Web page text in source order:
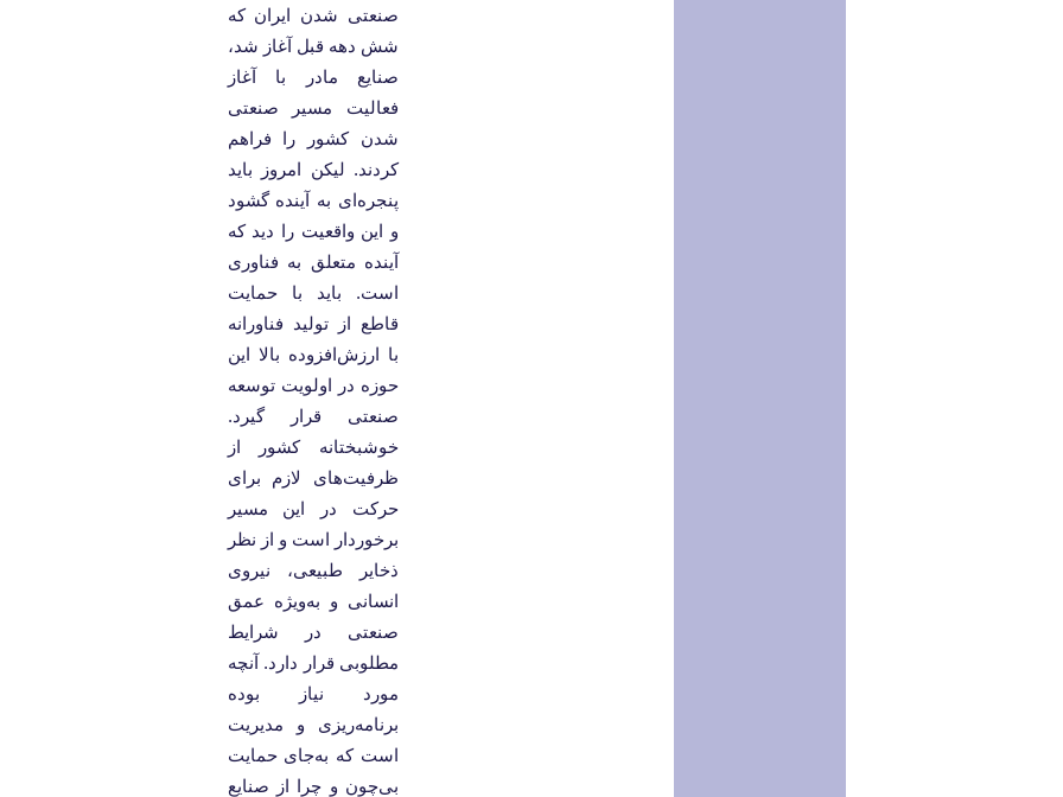
صنعتی شدن ایران که
شش دهه قبل آغاز شد،
صنایع مادر با آغاز
فعالیت مسیر صنعتی
شدن کشور را فراهم
کردند. لیکن امروز باید
پنجره‌ای به آینده گشود
و این واقعیت را دید که
آینده متعلق به فناوری
است. باید با حمایت
قاطع از تولید فناورانه
با ارزش‌افزوده بالا این
حوزه در اولویت توسعه
صنعتی قرار گیرد.
خوشبختانه کشور از
ظرفیت‌های لازم برای
حرکت در این مسیر
برخوردار است و از نظر
ذخایر طبیعی، نیروی
انسانی و به‌ویژه عمق
صنعتی در شرایط
مطلوبی قرار دارد. آنچه
مورد نیاز بوده
برنامه‌ریزی و مدیریت
است که به‌جای حمایت
بی‌چون و چرا از صنایع